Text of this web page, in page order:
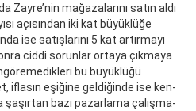
Zayre’nin mağazalarını satın aldı
açısından iki kat büyüklüğe
ise satışlarını 5 kat artırmayı
ciddi sorunlar ortaya çıkmaya
bu büyüklüğü
if­la­sın eşi­ği­ne gel­di­ğin­de ise ken­
şa­şır­tan ba­zı pa­zar­la­ma ça­lışma­